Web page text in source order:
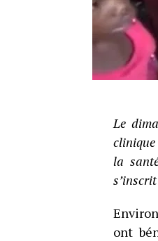
Le
clinique
la
ont